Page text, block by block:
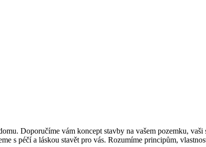
Doporučíme vám koncept stavby na vašem pozemku,
s péčí a láskou stavět pro vás. Rozumíme principům,